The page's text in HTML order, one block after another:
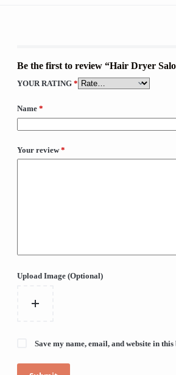
Be the first to review “Hair Dryer
YOUR RATING*
Name *
Your review*
Upload Image (Optional)
Save my name, email, and website in